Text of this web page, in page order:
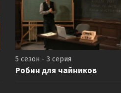
5 сезон - 3 серия
Робин для чайников